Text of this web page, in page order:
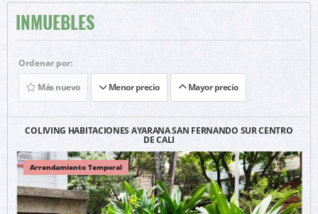
INMUEBLES
Ordenar por:
Más nuevo
Menor precio Mayor precio
COLIVING HABITACIONES AYARANA SAN FERNANDO SUR CENTRO
DE CALI
Arrendamiento Temporal